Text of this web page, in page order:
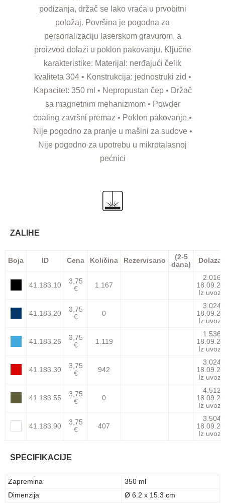
podizanja, držač se lako vraća u prvobitni
položaj. Površina je pogodna za
personalizaciju laserskom gravurom, a
proizvod dolazi u poklon pakovanju. Ključne
karakteristike: Materijal: nerđajući čelik
kvaliteta 304 • Konstrukcija: jednostruki zid •
Kapacitet: 350 ml • Nepropustan čep • Držač
sa magnetnim mehanizmom • Powder
coating završni premaz • Poklon pakovanje •
Nije pogodno za pranje u mašini za sudove •
Nije pogodno za upotrebu u mikrotalasnoj
pećnici
ZALIHE
Boja ID Cena Količina Rezervisano
(2-5
dana)
Dolazak
41.183.10
3,75
€
1.167
2.016
Iz uvoza
41.183.20
3,75
€
0
3.024
Iz uvoza
41.183.26
3,75
€
1.119
1.536
Iz uvoza
41.183.30
3,75
€
942
3.024
Iz uvoza
41.183.55
3,75
€
0
4.512
Iz uvoza
41.183.90
3,75
€
407
3.504
Iz uvoza
SPECIFIKACIJE
Zapremina
350 ml
Dimenzija
Ø 6.2 x 15.3 cm